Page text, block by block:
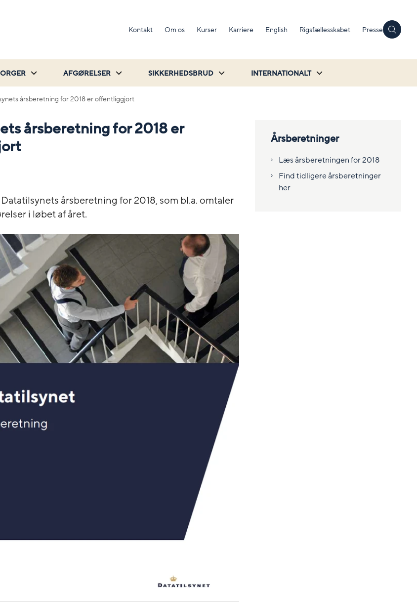
Kontakt Om os Kurser Karriere English Rigsfællesskabet Presse
AFGØRELSER SIKKERHEDSBRUD INTERNATIONALT
årsberetning for 2018 er offentliggjort
årsberetning for 2018 er
årsberetning for 2018, som bl.a. omtaler
i løbet af året.
Årsberetninger
Læs årsberetningen for 2018
Find tidligere årsberetninger
her